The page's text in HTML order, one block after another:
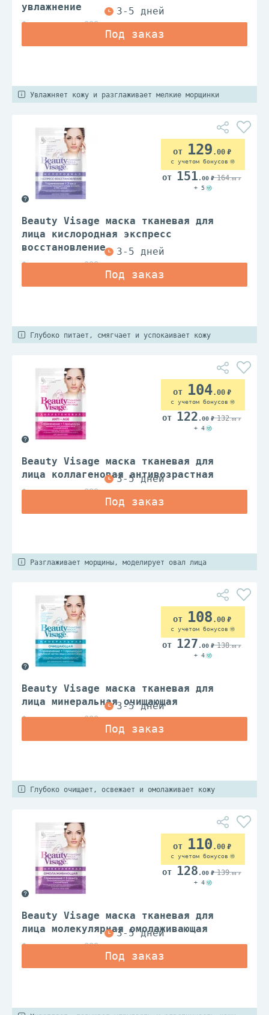
увлажнение
Фитокосметик ООО
Увлажняет кожу и разглаживает мелкие морщинки
Beauty Visage маска тканевая для
лица кислородная экспресс
восстановление
Фитокосметик ООО
129 .00
с учетом бонусов
151 .00 164.00
+ 5
Глубоко питает, смягчает и успокаивает кожу
Beauty Visage маска тканевая для
лица коллагеновая антивозрастная
Фитокосметик ООО
104.00
с учетом бонусов
122 .00 132.00
+ 4
Разглаживает морщины, моделирует овал лица
Beauty Visage маска тканевая для
лица минеральная очищающая
Фитокосметик ООО
108 .00
с учетом бонусов
127 .00 138.00
+ 4
Глубоко очищает, освежает и омолаживает кожу
Beauty Visage маска тканевая для
лица молекулярная омолаживающая
Фитокосметик ООО
110 .00
с учетом бонусов
128 .00 139.00
+ 4